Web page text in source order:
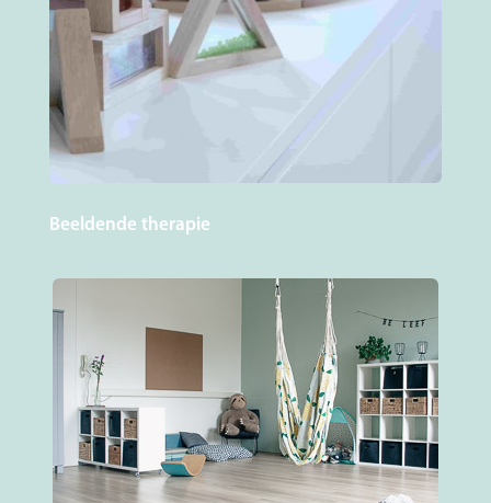
Beeldende therapie